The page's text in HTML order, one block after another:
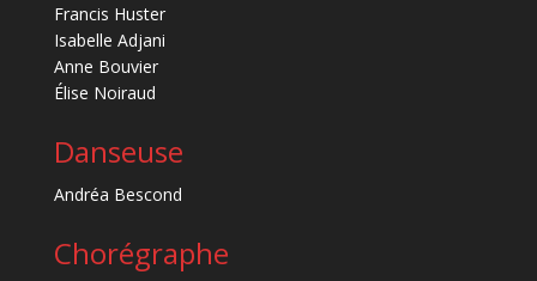
Francis Huster
Isabelle Adjani
Anne Bouvier
Élise Noiraud
Danseuse
Andréa Bescond
Chorégraphe